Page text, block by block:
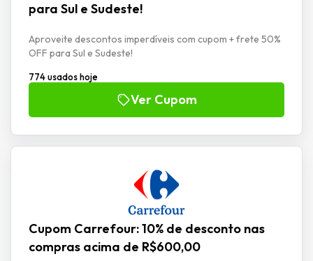
para Sul e Sudeste!
Aproveite descontos imperdíveis com cupom + frete 50%
OFF para Sul e Sudeste!
774 usados hoje
Ver Cupom
Cupom Carrefour: 10% de desconto nas
compras acima de R$600,00